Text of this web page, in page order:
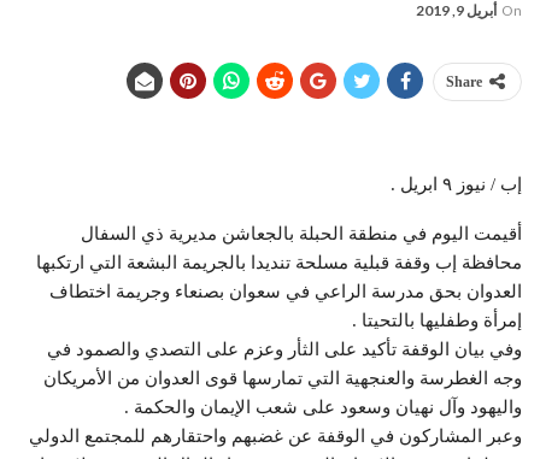
On أبريل 9, 2019
Share
إب / نيوز ٩ ابريل .
أقيمت اليوم في منطقة الحبلة بالجعاشن مديرية ذي السفال
محافظة إب وقفة قبلية مسلحة تنديدا بالجريمة البشعة التي ارتكبها
العدوان بحق مدرسة الراعي في سعوان بصنعاء وجريمة اختطاف
إمرأة وطفليها بالتحيتا .
وفي بيان الوقفة تأكيد على الثأر وعزم على التصدي والصمود في
وجه الغطرسة والعنجهية التي تمارسها قوى العدوان من الأمريكان
واليهود وآل نهيان وسعود على شعب الإيمان والحكمة .
وعبر المشاركون في الوقفة عن غضبهم واحتقارهم للمجتمع الدولي